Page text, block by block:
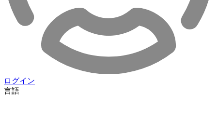
ログイン
言語